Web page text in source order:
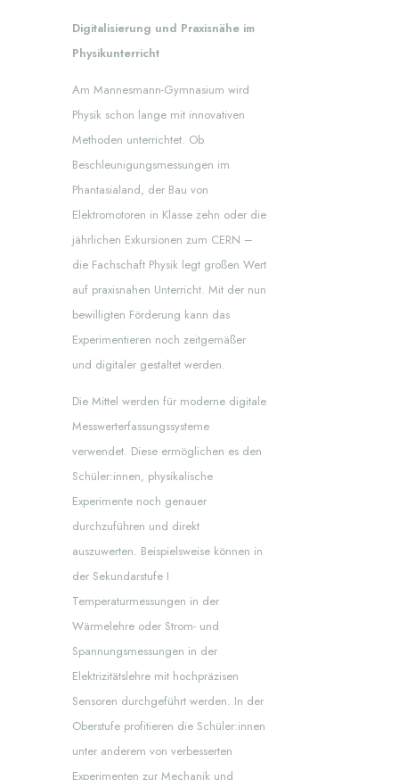
Digitalisierung und Praxisnähe im
Physikunterricht
Am Mannesmann-Gymnasium wird
Physik schon lange mit innovativen
Methoden unterrichtet. Ob
Beschleunigungsmessungen im
Phantasialand, der Bau von
Elektromotoren in Klasse zehn oder die
jährlichen Exkursionen zum CERN –
die Fachschaft Physik legt großen Wert
auf praxisnahen Unterricht. Mit der nun
bewilligten Förderung kann das
Experimentieren noch zeitgemäßer
und digitaler gestaltet werden.
Die Mittel werden für moderne digitale
Messwerterfassungssysteme
verwendet. Diese ermöglichen es den
Schüler:innen, physikalische
Experimente noch genauer
durchzuführen und direkt
auszuwerten. Beispielsweise können in
der Sekundarstufe I
Temperaturmessungen in der
Wärmelehre oder Strom- und
Spannungsmessungen in der
Elektrizitätslehre mit hochpräzisen
Sensoren durchgeführt werden. In der
Oberstufe profitieren die Schüler:innen
unter anderem von verbesserten
Experimenten zur Mechanik und